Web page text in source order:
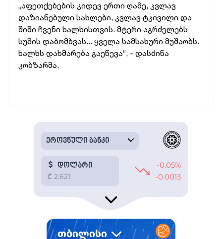
„აფეთქებების კიდევ ერთი ღამე, კვლავ
დაზიანებული სახლები, კვლავ ტკივილი და
შიში ჩვენი ხალხისთვის. მტერი აგრძელებს
სუმის დაბომბვას... ყველა სამსახური მუშაობს.
ხალხს დახმარება გაეწევა“, - დასძინა
კობზარმა.